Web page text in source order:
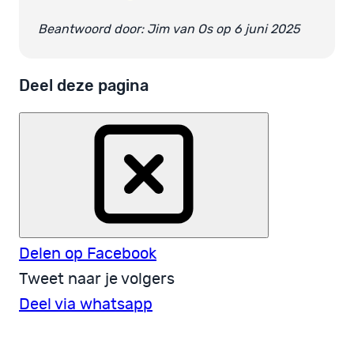
Beantwoord door: Jim van Os op 6 juni 2025
Deel deze pagina
Delen op Facebook
Tweet naar je volgers
Deel via whatsapp